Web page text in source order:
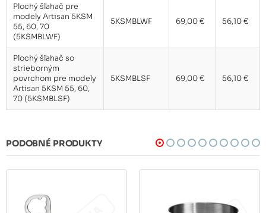
Plochý šľahač pre
modely Artisan 5KSM
55, 60, 70
(5KSMBLWF)
5KSMBLWF 69,00 € 56,10 €
Plochý šľahač so
strieborným
povrchom pre modely
Artisan 5KSM 55, 60,
70 (5KSMBLSF)
5KSMBLSF 69,00 € 56,10 €
PODOBNÉ PRODUKTY